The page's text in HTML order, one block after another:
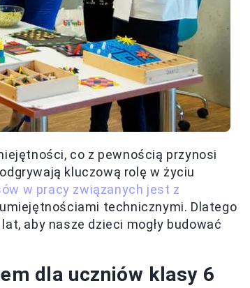
co z pewnością przynosi
kluczową rolę w życiu
w pracy związanych jest z
umiejętnościami technicznymi. Dlatego
aby nasze dzieci mogły budować
dla uczniów klasy 6